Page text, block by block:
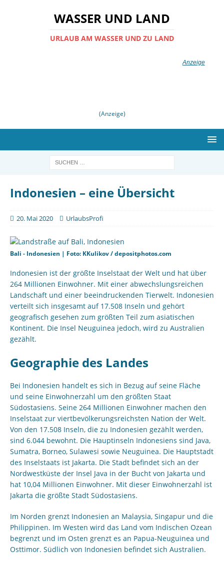
WASSER UND LAND
URLAUB AM WASSER UND ZU LAND
(Anzeige)
Indonesien – eine Übersicht
20. Mai 2020 UrlaubsProfi
Bali - Indonesien | Foto: KKulikov / depositphotos.com
Indonesien ist der größte Inselstaat der Welt und hat über
264 Millionen Einwohner. Mit einer abwechslungsreichen
Landschaft und einer beeindruckenden Tierwelt. Indonesien
verteilt sich insgesamt auf 17.508 Inseln und gehört
geografisch gesehen zum größten Teil zum asiatischen
Kontinent. Die Insel Neuguinea jedoch, wird zu Australien
gezählt.
Geographie des Landes
Bei Indonesien handelt es sich in Bezug auf seine Fläche
und seine Einwohnerzahl um den größten Staat
Südostasiens. Seine 264 Millionen Einwohner machen den
Inselstaat zur viertbevölkerungsreichsten Nation der Welt.
Von den 17.508 Inseln, die zu Indonesien gezählt werden,
sind 6.044 bewohnt. Die Hauptinseln Indonesiens sind Java,
Sumatra, Borneo, Sulawesi sowie Neuguinea. Die Hauptstadt
des Inselstaats ist Jakarta. Die Stadt befindet sich an der
Nordwestküste der Insel Java in der Bucht von Jakarta und
hat 10,04 Millionen Einwohner. Mit dieser Einwohnerzahl ist
Jakarta die größte Stadt Südostasiens.
Im Norden grenzt Indonesien an Malaysia, Singapur und die
Philippinen. Im Westen wird das Land vom Indischen Ozean
begrenzt und im Osten grenzt es an Papua-Neuguinea und
Osttimor. Südlich von Indonesien befindet sich Australien.